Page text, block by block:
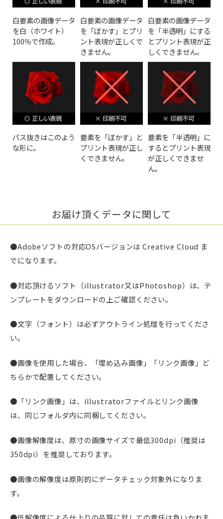
白要素の画像データ
を白（ホワイト）
100％で作成。
白要素の画像データ
を「ぼかす」とプリ
ント表現が正しくで
きません。
白要素の画像データ
を「半透明」にする
とプリント表現が正
しくできません。
パス抜きはこのよう
な形に。
要素を「ぼかす」と
プリント表現が正し
くできません。
要素を「半透明」に
するとプリント表現
が正しくできませ
ん。
お届け頂くデータに関して
●Adobeソフトの対応OSバージョンは Creative Cloud ま
でになります。
●対応頂けるソフト（illustrator又はPhotoshop）は、テ
ンプレートをダウンロードの上ご確認ください。
●文字（フォント）は必ずアウトライン処理を行ってくださ
い。
●画像を使用した場合、「埋め込み画像」「リンク画像」ど
ちらかで配置してください。
●「リンク画像」は、illustratorファイルとリンク画像
は、同じフォルダ内に同梱してください。
●画像解像度は、原寸の画像サイズで最低300dpi（推奨は
350dpi）を推奨しております。
●画像の解像度は原則的にデータチェック対象外になりま
す。